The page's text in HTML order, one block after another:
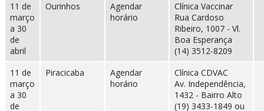
11 de
março
a 30
de
abril
Ourinhos
Agendar
horário
Clínica Vaccinar
Rua Cardoso
Ribeiro, 1007 - Vl.
Boa Esperança
(14) 3512-8209
11 de
março
a 30
de
Piracicaba
Agendar
horário
Clínica CDVAC
Av. Independência,
1432 - Bairro Alto
(19) 3433-1849 ou